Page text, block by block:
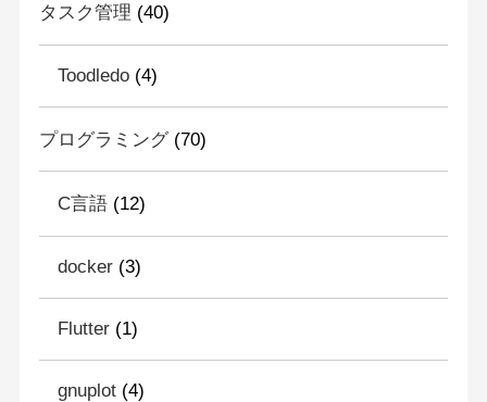
タスク管理 (40)
Toodledo(4)
プログラミング(70)
C言語(12)
docker(3)
Flutter(1)
gnuplot(4)